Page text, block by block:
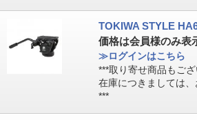
TOKIWA STYLE
価格は会員様のみ表
≫ログインはこちら
***取り寄せ商品もござ
在庫につきましては
***